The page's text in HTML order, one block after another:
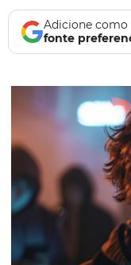
Adicione como
fonte